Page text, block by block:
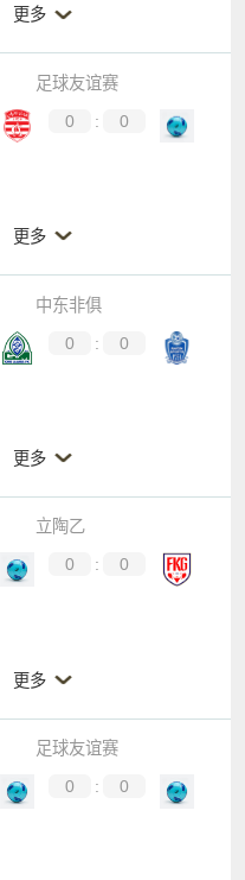
更多
足球友谊赛
0 :
0
更多
中东非俱
0 :
0
更多
立陶乙
0 :
0
更多
足球友谊赛
0 :
0